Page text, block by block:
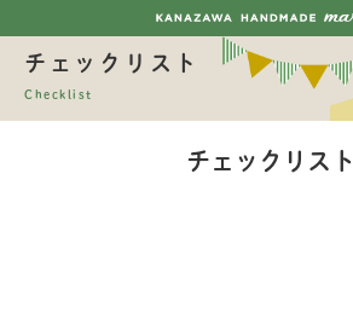
チェックリスト
Checklist
チェックリスト